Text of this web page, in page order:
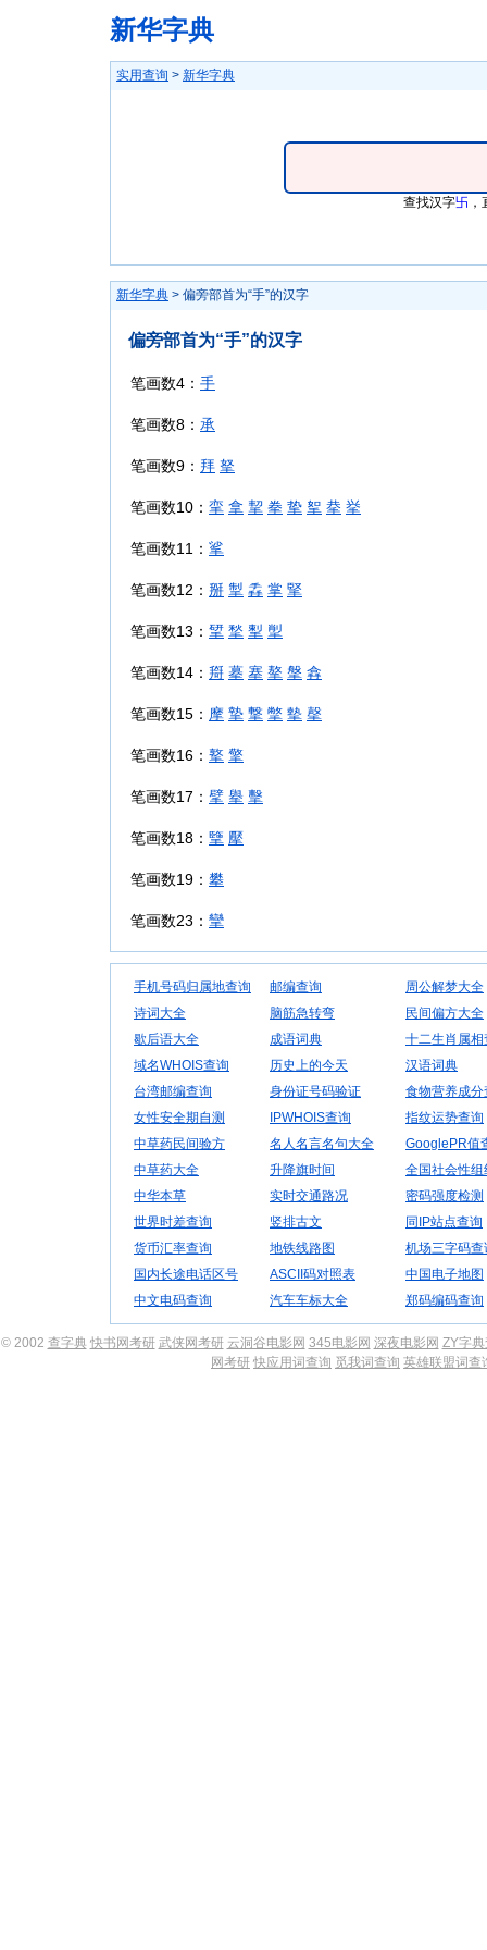
新华字典
实用查询 > 新华字典
查找汉字卐
新华字典 > 偏旁部首为“手”的汉字
偏旁部首为“手”的汉字
笔画数4： 手
笔画数8： 承
笔画数9： 拜 拏
笔画数10： 挛 拿 挈 拳 挚 挐 拲 挙
笔画数11： 挲
笔画数12： 掰 掣 掱 掌 掔
笔画数13： 揅 揫 揧 揱
笔画数14： 搿 摹 搴 摮 搫 搻
笔画数15： 摩 摯 撃 撆 摰 撀
笔画数16： 撉 擎
笔画数17： 擘 擧 擊
笔画数18： 擥 擪
笔画数19： 攀
笔画数23： 攣
手机号码归属地查询 邮编查询
周公解梦大全
诗词大全
脑筋急转弯
民间偏方大全
歇后语大全
成语词典
十二生肖属相
域名WHOIS查询
历史上的今天
汉语词典
台湾邮编查询
身份证号码验证
食物营养成分
女性安全期自测
IPWHOIS查询
指纹运势查询
中草药民间验方
名人名言名句大全
GooglePR值
中草药大全
升降旗时间
全国社会性组
中华本草
实时交通路况
密码强度检测
世界时差查询
竖排古文
同IP站点查询
货币汇率查询
地铁线路图
机场三字码查
国内长途电话区号
ASCII码对照表
中国电子地图
中文电码查询
汽车车标大全 郑码编码查询
© 2002 查字典 快书网考研 武侠网考研 云洞谷电影网 345电影网 深夜电影网 ZY字
网考研 快应用词查询 觅我词查询 英雄联盟词查